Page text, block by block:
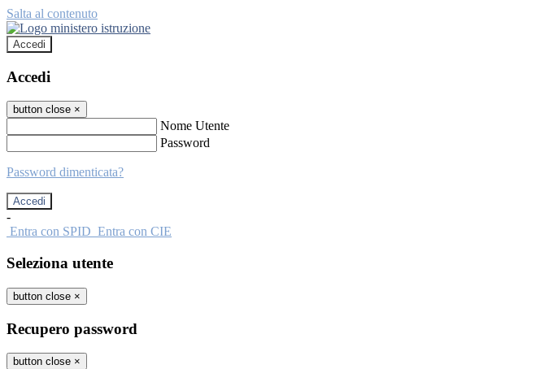
Salta al contenuto
Accedi
Accedi
button close ×
Nome Utente
Password
Password dimenticata?
-
Entra con SPID Entra con CIE
Seleziona utente
button close ×
Recupero password
button close ×